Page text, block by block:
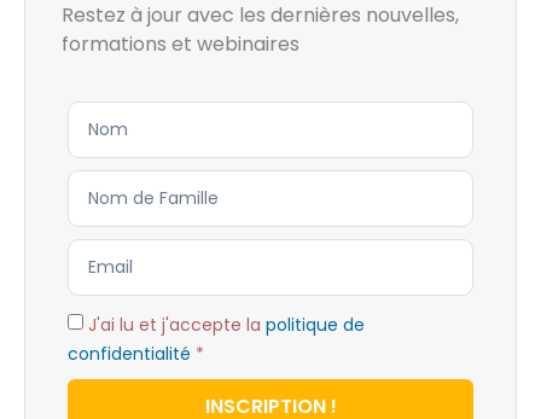
Restez à jour avec les dernières nouvelles,
formations et webinaires
J'ai lu et j'accepte la politique de
confidentialité *
INSCRIPTION !